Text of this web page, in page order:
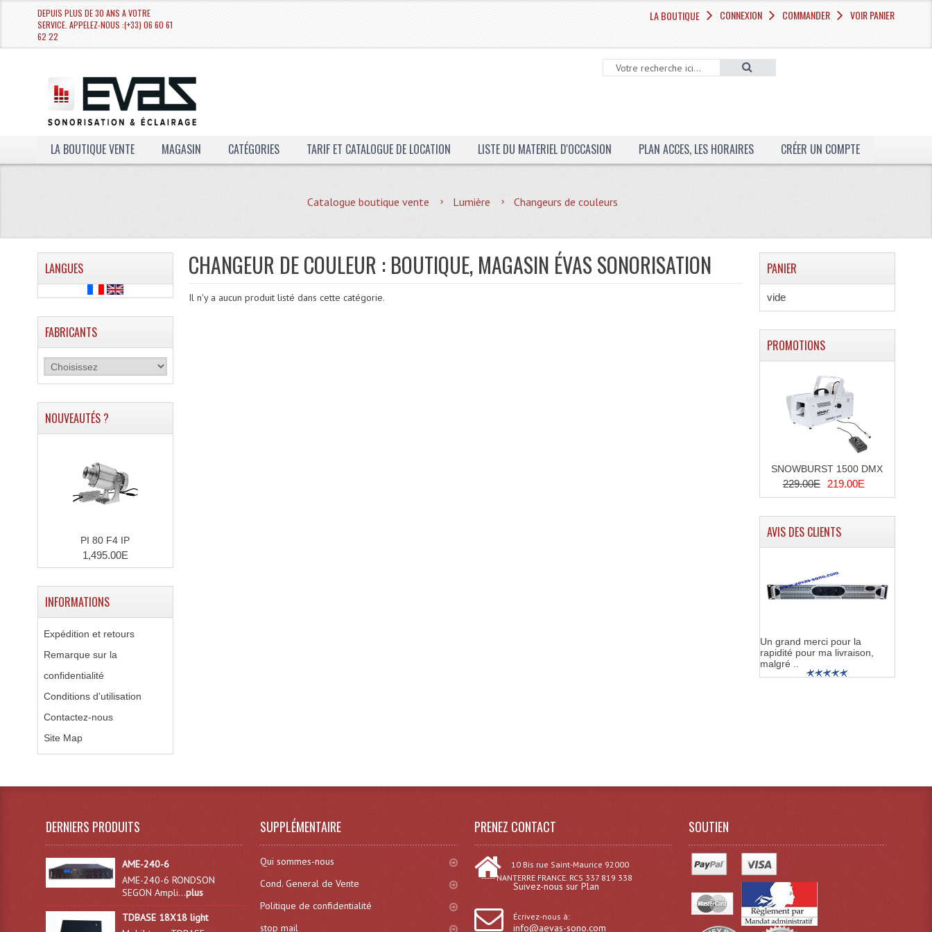
DEPUIS PLUS DE 30 ANS A VOTRE
SERVICE. APPELEZ-NOUS :(+33) 06 60 61
62 22
LA BOUTIQUE CONNEXION COMMANDER VOIR PANIER
LA BOUTIQUE VENTE MAGASIN CATÉGORIES TARIF ET CATALOGUE DE LOCATION LISTE DU MATERIEL D'OCCASION PLAN ACCES, LES HORAIRES CRÉER UN COMPTE
Catalogue boutique vente Lumière Changeurs de couleurs
CHANGEUR DE COULEUR : BOUTIQUE, MAGASIN ÉVAS SONORISATION
Il n'y a aucun produit listé dans cette catégorie.
LANGUES
FABRICANTS
NOUVEAUTÉS ?
PI 80 F4 IP
1,495.00E
INFORMATIONS
Expédition et retours
Remarque sur la
confidentialité
Conditions d'utilisation
Contactez-nous
Site Map
PANIER
vide
PROMOTIONS
SNOWBURST 1500 DMX
229.00E 219.00E
AVIS DES CLIENTS
Un grand merci pour la
rapidité pour ma livraison,
malgré ..
DERNIERS PRODUITS
AME-240-6
AME-240-6 RONDSON
SEGON Ampli...plus
TDBASE 18X18 light
SUPPLÉMENTAIRE
Qui sommes-nous
Cond. General de Vente
Politique de confidentialité
stop mail
PRENEZ CONTACT
10 Bis rue Saint-Maurice 92000
----- NANTERRE FRANCE. RCS 337 819 338
Suivez-nous sur Plan
Écrivez-nous à:
info@aevas-sono.com
SOUTIEN